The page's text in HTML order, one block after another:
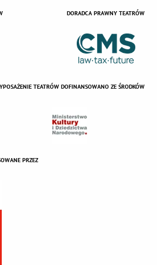
DORADCA PRAWNY TEATRÓW
TEATRÓW DOFINANSOWANO ZE ŚRODKÓW
PRZEZ